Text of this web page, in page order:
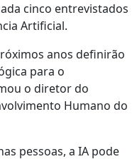
cinco entrevistados
Artificial.
anos definirão
para o
o diretor do
Humano do
pessoas, a IA pode